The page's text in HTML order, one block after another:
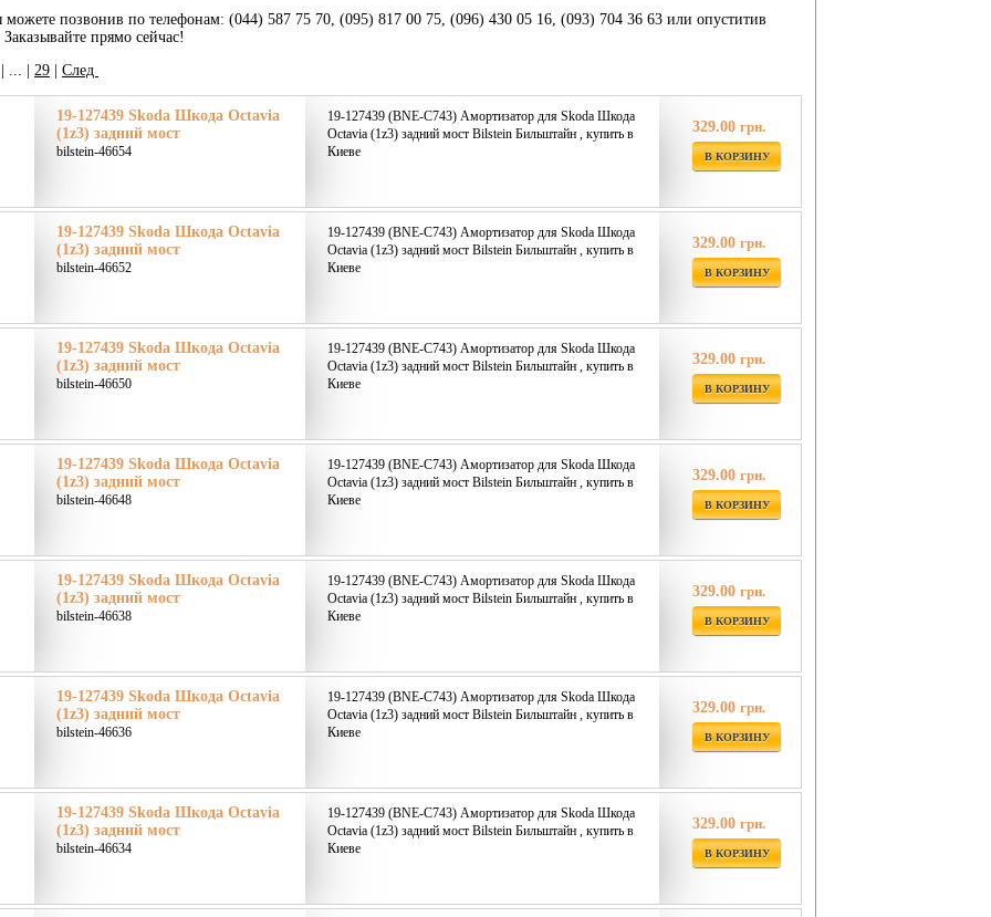
можете позвонив по телефонам: (044) 587 75 70, (095) 817 00 75, (096) 430 05 16, (093) 704 36 63 или опуститив
прямо сейчас!
... | 29 След
19-127439 Skoda Шкода Octavia
(1z3) задний мост
bilstein-46654
19-127439 (BNE-C743) Амортизатор для Skoda Шкода
Octavia (1z3) задний мост Bilstein Бильштайн , купить в
Киеве
329.00 грн.
В КОРЗИНУ
19-127439 Skoda Шкода Octavia
(1z3) задний мост
bilstein-46652
19-127439 (BNE-C743) Амортизатор для Skoda Шкода
Octavia (1z3) задний мост Bilstein Бильштайн , купить в
Киеве
329.00 грн.
В КОРЗИНУ
19-127439 Skoda Шкода Octavia
(1z3) задний мост
bilstein-46650
19-127439 (BNE-C743) Амортизатор для Skoda Шкода
Octavia (1z3) задний мост Bilstein Бильштайн , купить в
Киеве
329.00 грн.
В КОРЗИНУ
19-127439 Skoda Шкода Octavia
(1z3) задний мост
bilstein-46648
19-127439 (BNE-C743) Амортизатор для Skoda Шкода
Octavia (1z3) задний мост Bilstein Бильштайн , купить в
Киеве
329.00 грн.
В КОРЗИНУ
19-127439 Skoda Шкода Octavia
(1z3) задний мост
bilstein-46638
19-127439 (BNE-C743) Амортизатор для Skoda Шкода
Octavia (1z3) задний мост Bilstein Бильштайн , купить в
Киеве
329.00 грн.
В КОРЗИНУ
19-127439 Skoda Шкода Octavia
(1z3) задний мост
bilstein-46636
19-127439 (BNE-C743) Амортизатор для Skoda Шкода
Octavia (1z3) задний мост Bilstein Бильштайн , купить в
Киеве
329.00 грн.
В КОРЗИНУ
19-127439 Skoda Шкода Octavia
(1z3) задний мост
bilstein-46634
19-127439 (BNE-C743) Амортизатор для Skoda Шкода
Octavia (1z3) задний мост Bilstein Бильштайн , купить в
Киеве
329.00 грн.
В КОРЗИНУ